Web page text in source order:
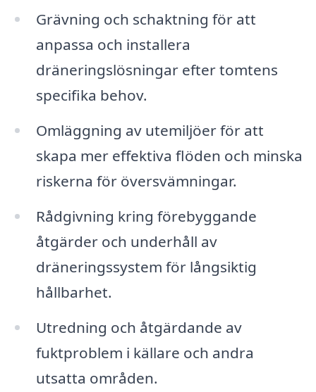
Grävning och schaktning för att
anpassa och installera
dräneringslösningar efter tomtens
specifika behov.
Omläggning av utemiljöer för att
skapa mer effektiva flöden och minska
riskerna för översvämningar.
Rådgivning kring förebyggande
åtgärder och underhåll av
dräneringssystem för långsiktig
hållbarhet.
Utredning och åtgärdande av
fuktproblem i källare och andra
utsatta områden.